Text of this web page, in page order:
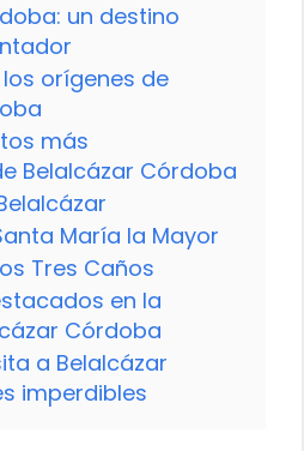
un destino
orígenes de
más
Belalcázar Córdoba
María la Mayor
Tres Caños
en la
Córdoba
a Belalcázar
imperdibles